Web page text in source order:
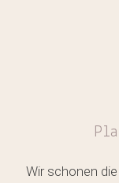
Wir schonen